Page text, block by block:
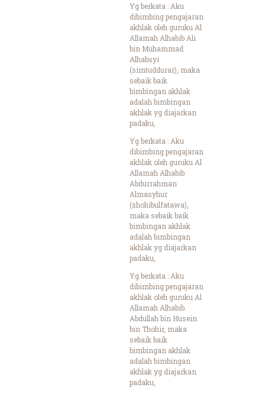
Yg berkata : Aku
dibimbing pengajaran
akhlak oleh guruku Al
Allamah Alhabib Ali
bin Muhammad
Alhabsyi
(simtuddurar), maka
sebaik baik
bimbingan akhlak
adalah bimbingan
akhlak yg diajarkan
padaku,
Yg berkata : Aku
dibimbing pengajaran
akhlak oleh guruku Al
Allamah Alhabib
Abdurrahman
Almasyhur
(shohibulfatawa),
maka sebaik baik
bimbingan akhlak
adalah bimbingan
akhlak yg diajarkan
padaku,
Yg berkata : Aku
dibimbing pengajaran
akhlak oleh guruku Al
Allamah Alhabib
Abdullah bin Husein
bin Thohir, maka
sebaik baik
bimbingan akhlak
adalah bimbingan
akhlak yg diajarkan
padaku,